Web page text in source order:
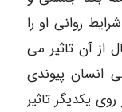
روانی او را
از آن تاثیر می
انسان پیوندی
یکدیگر تاثیر